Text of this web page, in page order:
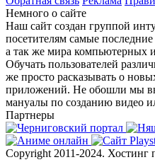
Немного о сайте
Наш сайт создан группой
посетителям самые
а так же мира компьютерных
Обучать пользователей
же просто расказывать о
приложений. Не обошли мы
мануалы по созданию видео
Партнеры
Copyright 2011-2024. Хостинг